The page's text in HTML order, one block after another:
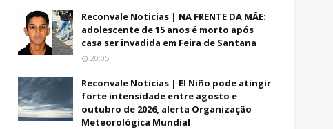
Reconvale Noticias | NA FRENTE DA MÃE:
adolescente de 15 anos é morto após
casa ser invadida em Feira de Santana
20:05
Reconvale Noticias | El Niño pode atingir
forte intensidade entre agosto e
outubro de 2026, alerta Organização
Meteorológica Mundial